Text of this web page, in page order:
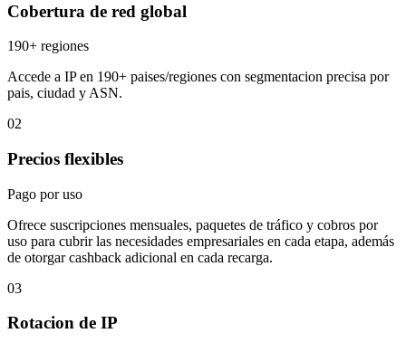
Cobertura de red global
190+ regiones
Accede a IP en 190+ paises/regiones con segmentacion precisa por
pais, ciudad y ASN.
02
Precios flexibles
Pago por uso
Ofrece suscripciones mensuales, paquetes de tráfico y cobros por
uso para cubrir las necesidades empresariales en cada etapa, además
de otorgar cashback adicional en cada recarga.
03
Rotacion de IP